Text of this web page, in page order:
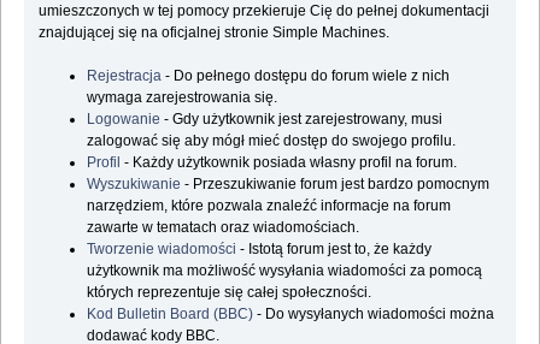
umieszczonych w tej pomocy przekieruje Cię do pełnej dokumentacji
znajdującej się na oficjalnej stronie Simple Machines.
Rejestracja - Do pełnego dostępu do forum wiele z nich
wymaga zarejestrowania się.
Logowanie - Gdy użytkownik jest zarejestrowany, musi
zalogować się aby mógł mieć dostęp do swojego profilu.
Profil - Każdy użytkownik posiada własny profil na forum.
Wyszukiwanie - Przeszukiwanie forum jest bardzo pomocnym
narzędziem, które pozwala znaleźć informacje na forum
zawarte w tematach oraz wiadomościach.
Tworzenie wiadomości - Istotą forum jest to, że każdy
użytkownik ma możliwość wysyłania wiadomości za pomocą
których reprezentuje się całej społeczności.
Kod Bulletin Board (BBC) - Do wysyłanych wiadomości można
dodawać kody BBC.